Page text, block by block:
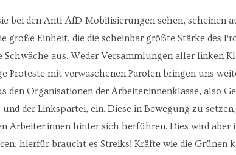
bei den Anti-AfD-Mobilisierungen sehen, scheinen
große Einheit, die die scheinbar größte Stärke des
aus. Weder Versammlungen aller linken
Proteste mit verwaschenen Parolen bringen uns
den Organisationen der Arbeiter:innenklasse, also
und der Linkspartei, ein. Diese in Bewegung zu
Arbeiter:innen hinter sich herführen. Dies wird aber
hierfür braucht es Streiks! Kräfte wie die Grünen